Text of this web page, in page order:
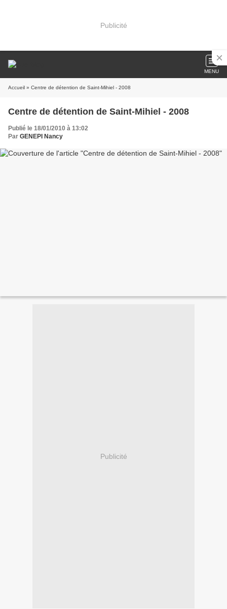
Publicité
MENU
Accueil » Centre de détention de Saint-Mihiel - 2008
Centre de détention de Saint-Mihiel - 2008
Publié le 18/01/2010 à 13:02
Par GENEPI Nancy
Publicité